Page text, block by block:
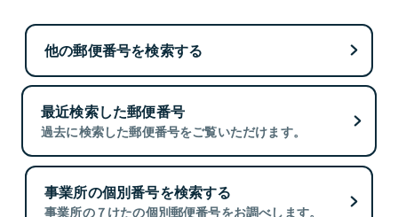
他の郵便番号を検索する
最近検索した郵便番号
過去に検索した郵便番号をご覧いただけます。
事業所の個別番号を検索する
事業所の７けたの個別郵便番号をお調べします。